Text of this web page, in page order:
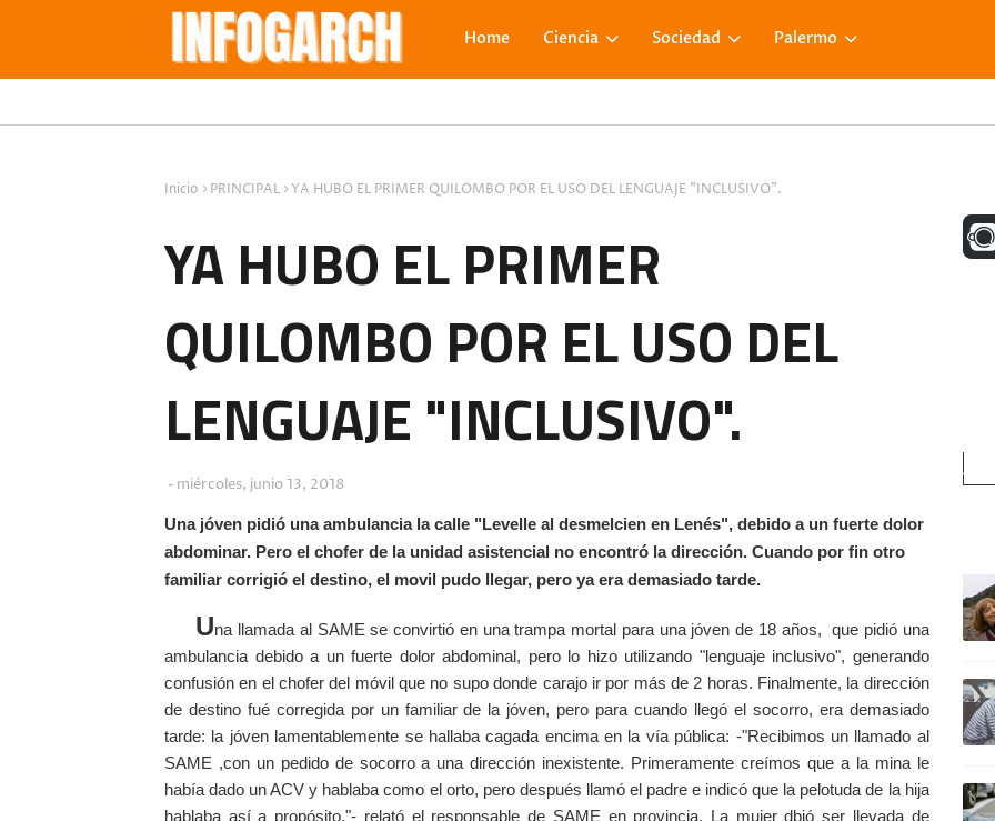
Home Ciencia Sociedad Palermo
Inicio PRINCIPAL YA HUBO EL PRIMER QUILOMBO POR EL USO DEL LENGUAJE "INCLUSIVO".
YA HUBO EL PRIMER
QUILOMBO POR EL USO DEL
LENGUAJE "INCLUSIVO".
miércoles, junio 13, 2018
Una jóven pidió una ambulancia la calle "Levelle al desmelcien en Lenés", debido a un fuerte dolor
abdominar. Pero el chofer de la unidad asistencial no encontró la dirección. Cuando por fin otro
familiar corrigió el destino, el movil pudo llegar, pero ya era demasiado tarde.
Una llamada al SAME se convirtió en una trampa mortal para una jóven de 18 años, que pidió una
ambulancia debido a un fuerte dolor abdominal, pero lo hizo utilizando "lenguaje inclusivo", generando
confusión en el chofer del móvil que no supo donde carajo ir por más de 2 horas. Finalmente, la dirección
de destino fué corregida por un familiar de la jóven, pero para cuando llegó el socorro, era demasiado
tarde: la jóven lamentablemente se hallaba cagada encima en la vía pública: -"Recibimos un llamado al
SAME ,con un pedido de socorro a una dirección inexistente. Primeramente creímos que a la mina le
había dado un ACV y hablaba como el orto, pero después llamó el padre e indicó que la pelotuda de la hija
hablaba así a propósito."- relató el responsable de SAME en provincia. La mujer dbió ser llevada de